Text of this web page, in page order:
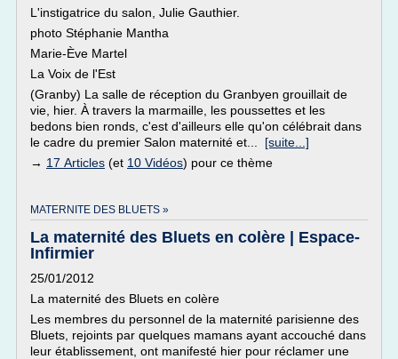
L'instigatrice du salon, Julie Gauthier.
photo Stéphanie Mantha
Marie-Ève Martel
La Voix de l'Est
(Granby) La salle de réception du Granbyen grouillait de
vie, hier. À travers la marmaille, les poussettes et les
bedons bien ronds, c'est d'ailleurs elle qu'on célébrait dans
le cadre du premier Salon maternité et... [suite...]
→ 17 Articles (et 10 Vidéos) pour ce thème
MATERNITE DES BLUETS »
La maternité des Bluets en colère | Espace-
Infirmier
25/01/2012
La maternité des Bluets en colère
Les membres du personnel de la maternité parisienne des
Bluets, rejoints par quelques mamans ayant accouché dans
leur établissement, ont manifesté hier pour réclamer une